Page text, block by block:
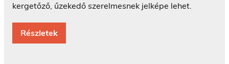
kergetőző, űzekedő szerelmesnek jelképe lehet.
Részletek